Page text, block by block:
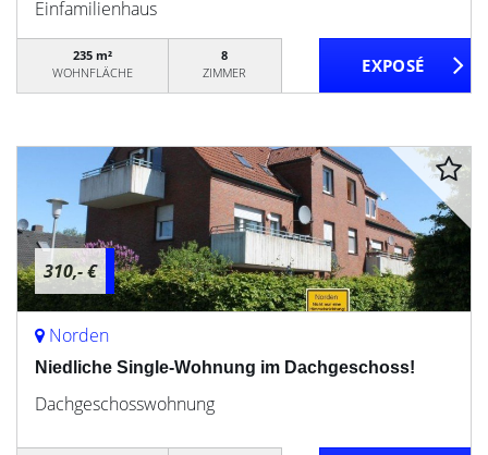
Einfamilienhaus
235 m²
WOHNFLÄCHE
8
ZIMMER
310,- €
Norden
Niedliche Single-Wohnung im Dachgeschoss!
Dachgeschosswohnung